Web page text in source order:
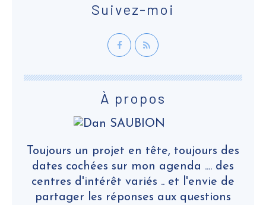
Suivez-moi
À propos
Toujours un projet en tête, toujours des
dates cochées sur mon agenda .... des
centres d'intérêt variés .. et l'envie de
partager les réponses aux questions